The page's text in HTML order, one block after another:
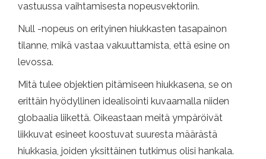
vastuussa vaihtamisesta nopeusvektoriin.
Null -nopeus on erityinen hiukkasten tasapainon
tilanne, mikä vastaa vakuuttamista, että esine on
levossa.
Mitä tulee objektien pitämiseen hiukkasena, se on
erittäin hyödyllinen idealisointi kuvaamalla niiden
globaalia liikettä. Oikeastaan ​​meitä ympäröivät
liikkuvat esineet koostuvat suuresta määrästä
hiukkasia, joiden yksittäinen tutkimus olisi hankala.